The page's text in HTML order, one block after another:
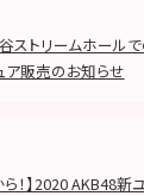
谷ストリームホール
ア販売のお知らせ
！】2020 AKB48新